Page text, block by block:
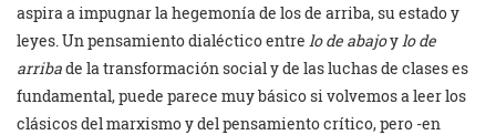
aspira a impugnar la hegemonía de los de arriba, su estado y
leyes. Un pensamiento dialéctico entre lo de abajoy lo de
arribade la transformación social y de las luchas de clases es
fundamental, puede parece muy básico si volvemos a leer los
clásicos del marxismo y del pensamiento crítico, pero -en